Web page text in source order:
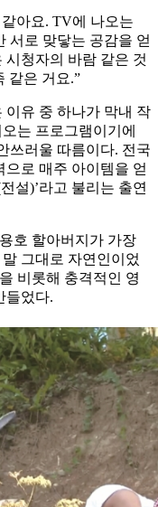
아요. TV에 나오는
서로 맞닿는 공감을 얻
시청자의 바람 같은 것
같은 거요.”
이유 중 하나가 막내 작
는 프로그램이기에
쓰러울 따름이다. 전국
로 매주 아이템을 얻
설)’라고 불리는 출연
호 할아버지가 가장
그대로 자연인이었
비롯해 충격적인 영
들었다.